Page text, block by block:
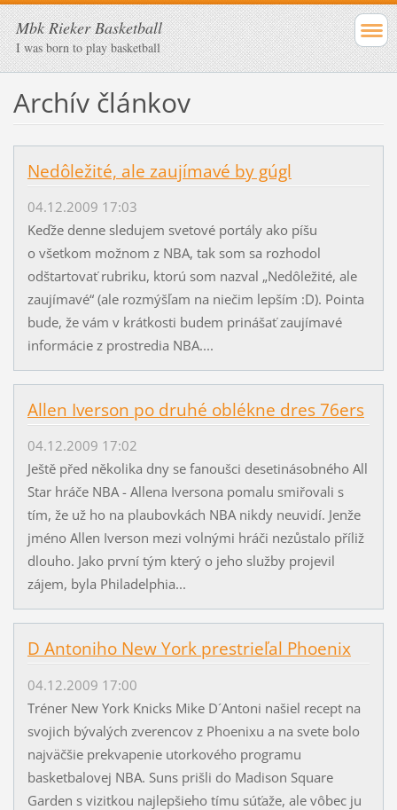
Mbk Rieker Basketball
I was born to play basketball
Archív článkov
Nedôležité, ale zaujímavé by gúgl
04.12.2009 17:03
Keďže denne sledujem svetové portály ako píšu
o všetkom možnom z NBA, tak som sa rozhodol
odštartovať rubriku, ktorú som nazval „Nedôležité, ale
zaujímavé“ (ale rozmýšľam na niečim lepším :D). Pointa
bude, že vám v krátkosti budem prinášať zaujímavé
informácie z prostredia NBA....
Allen Iverson po druhé oblékne dres 76ers
04.12.2009 17:02
Ještě před několika dny se fanoušci desetinásobného All
Star hráče NBA - Allena Iversona pomalu smiřovali s
tím, že už ho na plaubovkách NBA nikdy neuvidí. Jenže
jméno Allen Iverson mezi volnými hráči nezůstalo příliž
dlouho. Jako první tým který o jeho služby projevil
zájem, byla Philadelphia...
D Antoniho New York prestrieľal Phoenix
04.12.2009 17:00
Tréner New York Knicks Mike D´Antoni našiel recept na
svojich bývalých zverencov z Phoenixu a na svete bolo
najväčšie prekvapenie utorkového programu
basketbalovej NBA. Suns prišli do Madison Square
Garden s vizitkou najlepšieho tímu súťaže, ale vôbec ju